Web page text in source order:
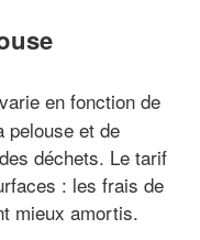
varie en fonction de
pelouse et de
déchets. Le tarif
: les frais de
mieux amortis.